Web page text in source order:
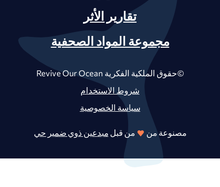
تقارير الأثر
مجموعة المواد الصحفية
©حقوق الملكية الفكرية Revive Our Ocean
شروط الاستخدام
سياسة الخصوصية
مصنوعة من من قبلمبدعين ذوي ضمير حي